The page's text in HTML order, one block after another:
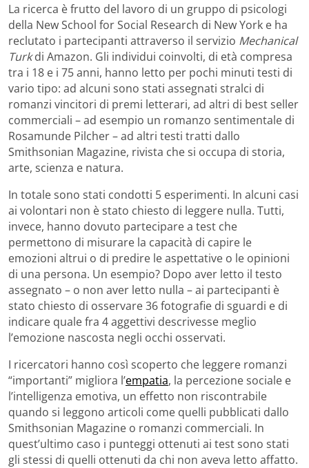
La ricerca è frutto del lavoro di un gruppo di psicologi
della New School for Social Research di New York e ha
reclutato i partecipanti attraverso il servizio Mechanical
Turkdi Amazon. Gli individui coinvolti, di età compresa
tra i 18 e i 75 anni, hanno letto per pochi minuti testi di
vario tipo: ad alcuni sono stati assegnati stralci di
romanzi vincitori di premi letterari, ad altri di best seller
commerciali – ad esempio un romanzo sentimentale di
Rosamunde Pilcher – ad altri testi tratti dallo
Smithsonian Magazine, rivista che si occupa di storia,
arte, scienza e natura.
In totale sono stati condotti 5 esperimenti. In alcuni casi
ai volontari non è stato chiesto di leggere nulla. Tutti,
invece, hanno dovuto partecipare a test che
permettono di misurare la capacità di capire le
emozioni altrui o di predire le aspettative o le opinioni
di una persona. Un esempio? Dopo aver letto il testo
assegnato – o non aver letto nulla – ai partecipanti è
stato chiesto di osservare 36 fotografie di sguardi e di
indicare quale fra 4 aggettivi descrivesse meglio
l’emozione nascosta negli occhi osservati.
I ricercatori hanno così scoperto che leggere romanzi
“importanti” migliora l’empatia, la percezione sociale e
l’intelligenza emotiva, un effetto non riscontrabile
quando si leggono articoli come quelli pubblicati dallo
Smithsonian Magazine o romanzi commerciali. In
quest’ultimo caso i punteggi ottenuti ai test sono stati
gli stessi di quelli ottenuti da chi non aveva letto affatto.